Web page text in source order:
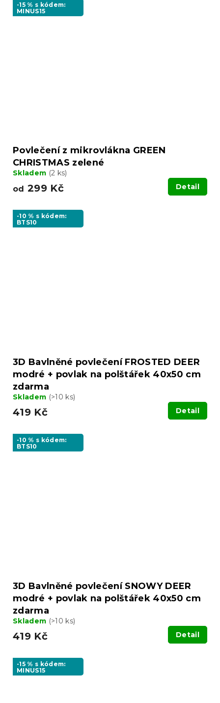
-15 % s kódem:
MINUS15
Povlečení z mikrovlákna GREEN
CHRISTMAS zelené
Skladem (2 ks)
od 299 Kč Detail
-10 % s kódem:
BTS10
3D Bavlněné povlečení FROSTED DEER
modré + povlak na polštářek 40x50 cm
zdarma
Skladem (>10 ks)
419 Kč Detail
-10 % s kódem:
BTS10
3D Bavlněné povlečení SNOWY DEER
modré + povlak na polštářek 40x50 cm
zdarma
Skladem (>10 ks)
419 Kč Detail
-15 % s kódem:
MINUS15